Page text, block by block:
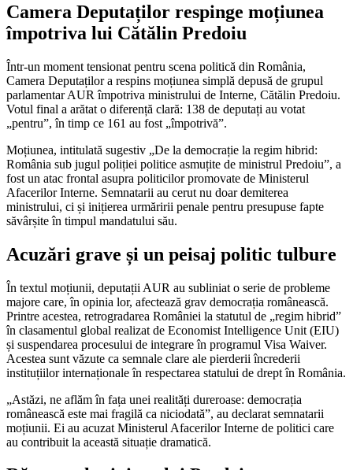
Camera Deputaților respinge moțiunea
împotriva lui Cătălin Predoiu
Într-un moment tensionat pentru scena politică din România,
Camera Deputaților a respins moțiunea simplă depusă de grupul
parlamentar AUR împotriva ministrului de Interne, Cătălin Predoiu.
Votul final a arătat o diferență clară: 138 de deputați au votat
„pentru”, în timp ce 161 au fost „împotrivă”.
Moțiunea, intitulată sugestiv „De la democrație la regim hibrid:
România sub jugul poliției politice asmuțite de ministrul Predoiu”, a
fost un atac frontal asupra politicilor promovate de Ministerul
Afacerilor Interne. Semnatarii au cerut nu doar demiterea
ministrului, ci și inițierea urmăririi penale pentru presupuse fapte
săvârșite în timpul mandatului său.
Acuzări grave și un peisaj politic tulbure
În textul moțiunii, deputații AUR au subliniat o serie de probleme
majore care, în opinia lor, afectează grav democrația românească.
Printre acestea, retrogradarea României la statutul de „regim hibrid”
în clasamentul global realizat de Economist Intelligence Unit (EIU)
și suspendarea procesului de integrare în programul Visa Waiver.
Acestea sunt văzute ca semnale clare ale pierderii încrederii
instituțiilor internaționale în respectarea statului de drept în România.
„Astăzi, ne aflăm în fața unei realități dureroase: democrația
românească este mai fragilă ca niciodată”, au declarat semnatarii
moțiunii. Ei au acuzat Ministerul Afacerilor Interne de politici care
au contribuit la această situație dramatică.